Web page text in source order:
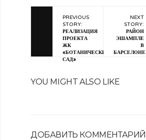
PREVIOUS
STORY:
РЕАЛИЗАЦИЯ
ПРОЕКТА
ЖК
«БОТАНИЧЕСКИЙ
САД»
NEXT
STORY:
РАЙОН
ЭШАМПЛЕ
В
БАРСЕЛОНЕ
YOU MIGHT ALSO LIKE
ДОБАВИТЬ КОММЕНТАРИЙ